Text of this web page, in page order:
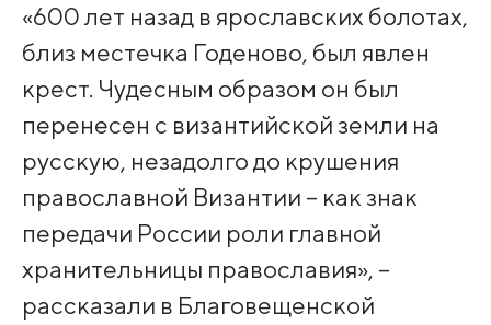
«600 лет назад в ярославских болотах,
близ местечка Годеново, был явлен
крест. Чудесным образом он был
перенесен с византийской земли на
русскую, незадолго до крушения
православной Византии – как знак
передачи России роли главной
хранительницы православия», –
рассказали в Благовещенской